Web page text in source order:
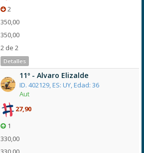
2
350,00
350,00
2 de 2
Detalles
11º - Alvaro Elizalde
ID. 402129, ES: UY, Edad: 36
Aut
27,90
1
330,00